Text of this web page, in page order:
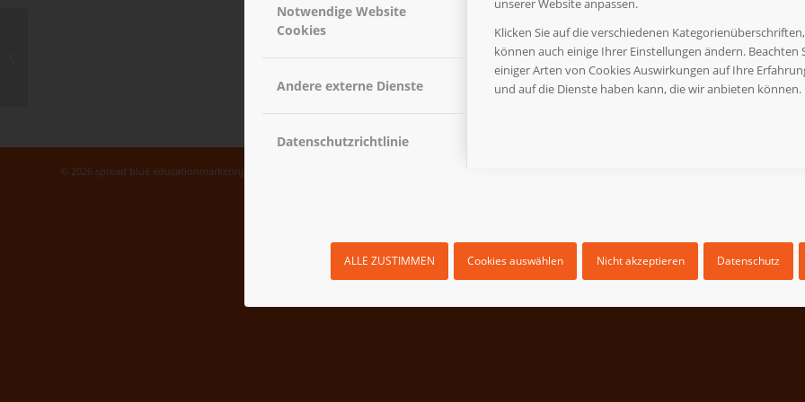
Notwendige Website
Cookies
Andere externe Dienste
Datenschutzrichtlinie
unserer Website anpassen.
Klicken Sie auf die verschiedenen
können auch einige Ihrer Einstellungen ändern. Beachten
einiger Arten von Cookies Auswirkungen auf Ihre
und auf die Dienste haben kann, die wir anbieten können.
ALLE ZUSTIMMEN Cookies auswählen Nicht akzeptieren Datenschutz
© 2026 spread blue educationmarketing gmbh - busybook